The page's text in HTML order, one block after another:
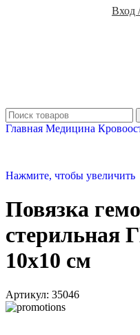
Вход
Главная Медицина
Нажмите, чтобы увеличить
Повязка
10х10 см
Артикул: 35046